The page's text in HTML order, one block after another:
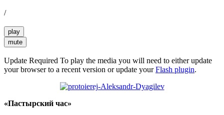
/
play
mute
Update Required To play the media you will need to either update
your browser to a recent version or update yourFlash plugin.
«Пастырский час»